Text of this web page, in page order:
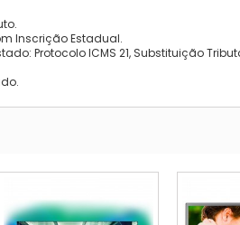
Inscrição Estadual.
Protocolo ICMS 21, Substituição